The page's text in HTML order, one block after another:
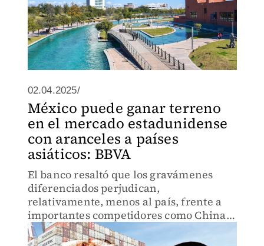
02.04.2025/
México puede ganar terreno
en el mercado estadunidense
con aranceles a países
asiáticos: BBVA
El banco resaltó que los gravámenes
diferenciados perjudican,
relativamente, menos al país, frente a
importantes competidores como China,
Vietnam y Taiwán.